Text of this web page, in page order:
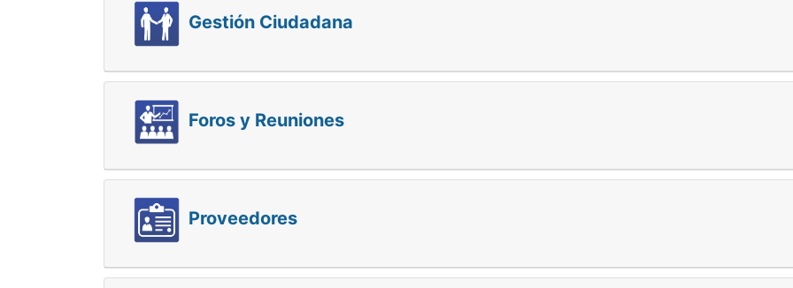
Gestión Ciudadana
Foros y Reuniones
Proveedores